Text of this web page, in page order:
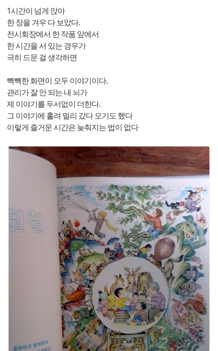
1시간이 넘게 앉아
한 장을 겨우 다 보았다.
전시회장에서 한 작품 앞에서
한 시간을 서 있는 경우가
극히 드문 걸 생각하면
빽빽한 화면이 모두 이야기이다.
관리가 잘 안 되는 내 뇌가
제 이야기를 두서없이 더한다.
그 이야기에 홀려 멀리 갔다 오기도 했다
이렇게 즐거운 시간은 늦춰지는 법이 없다